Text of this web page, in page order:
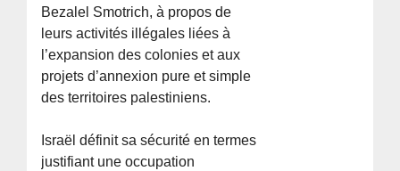
Bezalel Smotrich, à propos de
leurs activités illégales liées à
l’expansion des colonies et aux
projets d’annexion pure et simple
des territoires palestiniens.
Israël définit sa sécurité en termes
justifiant une occupation